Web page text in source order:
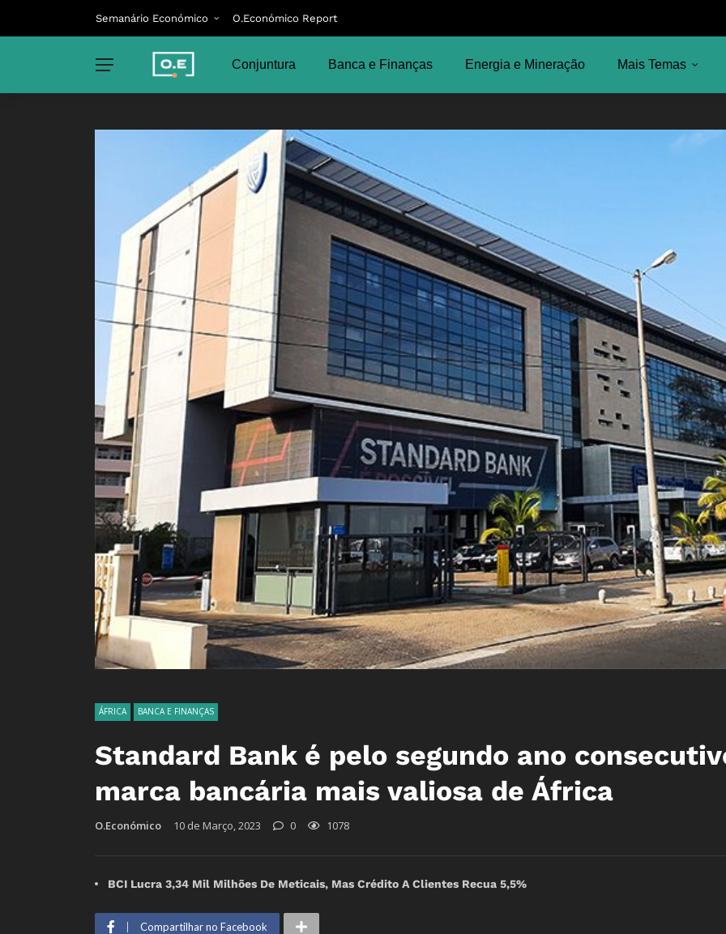
Semanário Económico O.Económico Report
Conjuntura Banca e Finanças Energia e Mineração Mais Temas
ÁFRICA BANCA E FINANÇAS
Standard Bank é pelo segundo ano
marca bancária mais valiosa de África
O.Económico 10 de Março, 2023 0 1078
BCI Lucra 3,34 Mil Milhões De Meticais, Mas Crédito A Clientes Recua 5,5%
Compartilhar no Facebook